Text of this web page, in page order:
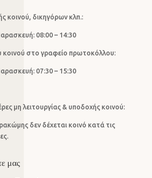
κοινού, δικηγόρων κλπ.:
08:00 – 14:30
κοινού στο γραφείο πρωτοκόλλου:
07:30 – 15:30
μη λειτουργίας & υποδοχής κοινού:
δεν δέχεται κοινό κατά τις
μας